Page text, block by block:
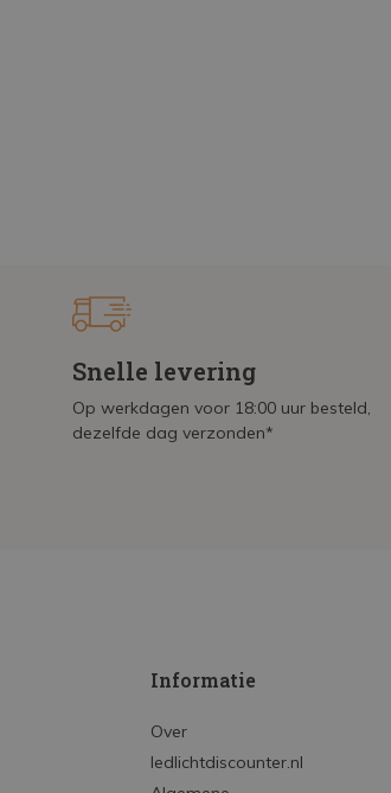
Snelle levering
Op werkdagen voor 18:00 uur besteld,
dezelfde dag verzonden*
Informatie
Over
ledlichtdiscounter.nl